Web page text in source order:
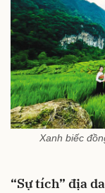
Xanh biếc
“Sự tích” địa